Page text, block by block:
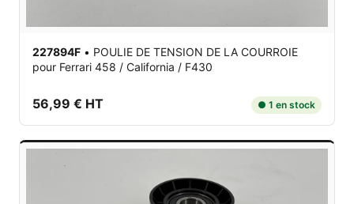
227894F • POULIE DE TENSION DE LA COURROIE
pour Ferrari 458 / California / F430
56,99 € HT ● 1 en stock